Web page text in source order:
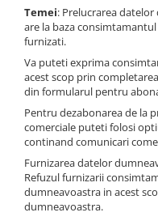
Temei: Prelucrarea
are la baza
furnizati.
Va puteti exprima
acest scop prin
din formularul pentru
Pentru dezabonarea de la
comerciale puteti folosi
continand comunicari
Furnizarea datelor
Refuzul furnizarii
dumneavoastra in acest
dumneavoastra.